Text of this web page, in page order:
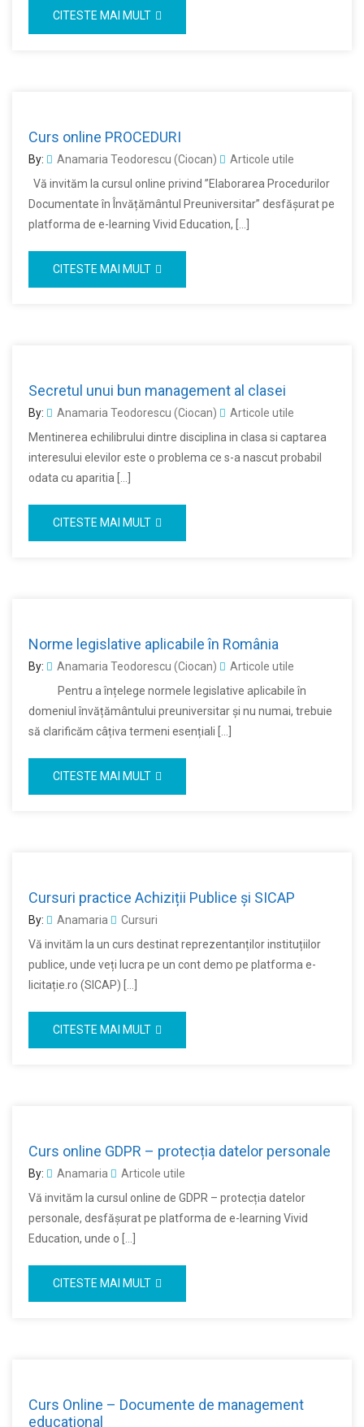
CITESTE MAI MULT
Curs online PROCEDURI
By: Anamaria Teodorescu (Ciocan)
Articole utile
Vă invităm la cursul online privind ”Elaborarea Procedurilor
Documentate în Învățământul Preuniversitar” desfășurat pe
platforma de e-learning Vivid Education, […]
CITESTE MAI MULT
Secretul unui bun management al clasei
By: Anamaria Teodorescu (Ciocan)
Articole utile
Mentinerea echilibrului dintre disciplina in clasa si captarea
interesului elevilor este o problema ce s-a nascut probabil
odata cu aparitia […]
CITESTE MAI MULT
Norme legislative aplicabile în România
By: Anamaria Teodorescu (Ciocan)
Articole utile
Pentru a înțelege normele legislative aplicabile în
domeniul învățământului preuniversitar și nu numai, trebuie
să clarificăm câțiva termeni esențiali […]
CITESTE MAI MULT
Cursuri practice Achiziții Publice și SICAP
By: Anamaria
Cursuri
Vă invităm la un curs destinat reprezentanților instituțiilor
publice, unde veți lucra pe un cont demo pe platforma e-
licitație.ro (SICAP) […]
CITESTE MAI MULT
Curs online GDPR – protecția datelor personale
By: Anamaria
Articole utile
Vă invităm la cursul online de GDPR – protecția datelor
personale, desfășurat pe platforma de e-learning Vivid
Education, unde o […]
CITESTE MAI MULT
Curs Online – Documente de management
educațional